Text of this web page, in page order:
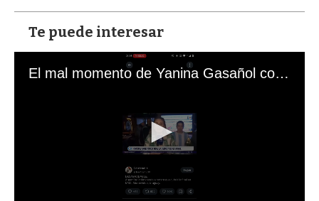
Te puede interesar
El mal momento de Yanina Gasañol con un hincha argentino en "Subrayado"